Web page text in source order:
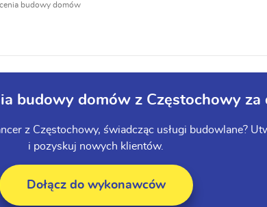
budowy domów
budowy domów z Częstochowy za
z Częstochowy, świadcząc usługi budowlane?
i pozyskuj nowych klientów.
Dołącz do wykonawców